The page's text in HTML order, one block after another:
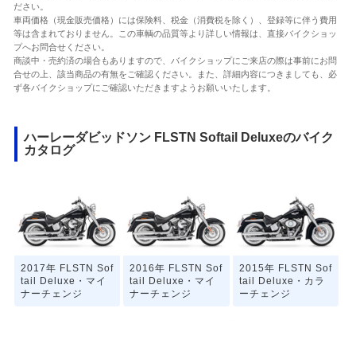
ださい。
車両価格（現金販売価格）には保険料、税金（消費税を除く）、登録等に伴う費用
等は含まれておりません。この車輌の品質等より詳しい情報は、直接バイクショッ
プへお問合せください。
商談中・売約済の場合もありますので、バイクショップにご来店の際は事前にお問
合せの上、該当商品の有無をご確認ください。また、詳細内容につきましても、必
ず各バイクショップにご確認いただきますようお願いいたします。
ハーレーダビッドソン FLSTN Softail Deluxeのバイク
カタログ
2017年 FLSTN Sof
tail Deluxe・マイ
ナーチェンジ
2016年 FLSTN Sof
tail Deluxe・マイ
ナーチェンジ
2015年 FLSTN Sof
tail Deluxe・カラ
ーチェンジ